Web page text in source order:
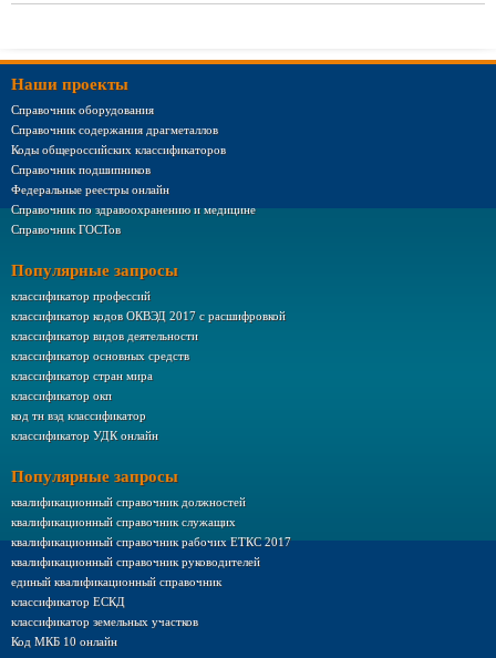
Наши проекты
Справочник оборудования
Справочник содержания драгметаллов
Коды общероссийских классификаторов
Справочник подшипников
Федеральные реестры онлайн
Справочник по здравоохранению и медицине
Справочник ГОСТов
Популярные запросы
классификатор профессий
классификатор кодов ОКВЭД 2017 с расшифровкой
классификатор видов деятельности
классификатор основных средств
классификатор стран мира
классификатор окп
код тн вэд классификатор
классификатор УДК онлайн
Популярные запросы
квалификационный справочник должностей
квалификационный справочник служащих
квалификационный справочник рабочих ЕТКС 2017
квалификационный справочник руководителей
единый квалификационный справочник
классификатор ЕСКД
классификатор земельных участков
Код МКБ 10 онлайн